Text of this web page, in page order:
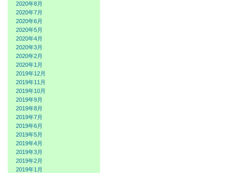
2020年8月
2020年7月
2020年6月
2020年5月
2020年4月
2020年3月
2020年2月
2020年1月
2019年12月
2019年11月
2019年10月
2019年9月
2019年8月
2019年7月
2019年6月
2019年5月
2019年4月
2019年3月
2019年2月
2019年1月